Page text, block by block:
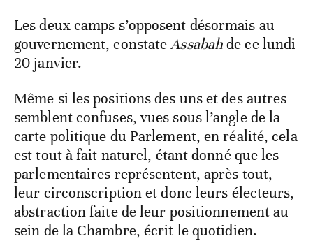
Les deux camps s’opposent désormais au
gouvernement, constateAssabahde ce lundi
20 janvier.
Même si les positions des uns et des autres
semblent confuses, vues sous l’angle de la
carte politique du Parlement, en réalité, cela
est tout à fait naturel, étant donné que les
parlementaires représentent, après tout,
leur circonscription et donc leurs électeurs,
abstraction faite de leur positionnement au
sein de la Chambre, écrit le quotidien.